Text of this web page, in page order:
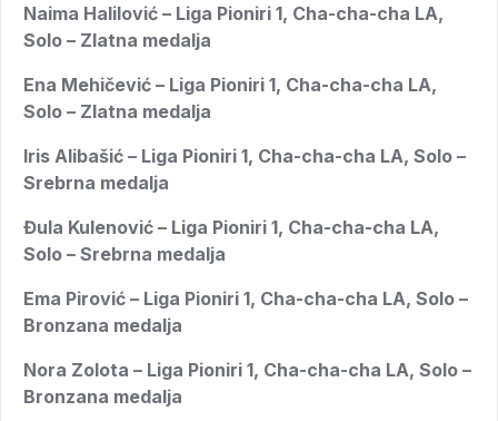
Naima Halilović – Liga Pioniri 1, Cha-cha-cha LA,
Solo – Zlatna medalja
Ena Mehičević – Liga Pioniri 1, Cha-cha-cha LA,
Solo – Zlatna medalja
Iris Alibašić – Liga Pioniri 1, Cha-cha-cha LA, Solo –
Srebrna medalja
Đula Kulenović – Liga Pioniri 1, Cha-cha-cha LA,
Solo – Srebrna medalja
Ema Pirović – Liga Pioniri 1, Cha-cha-cha LA, Solo –
Bronzana medalja
Nora Zolota – Liga Pioniri 1, Cha-cha-cha LA, Solo –
Bronzana medalja